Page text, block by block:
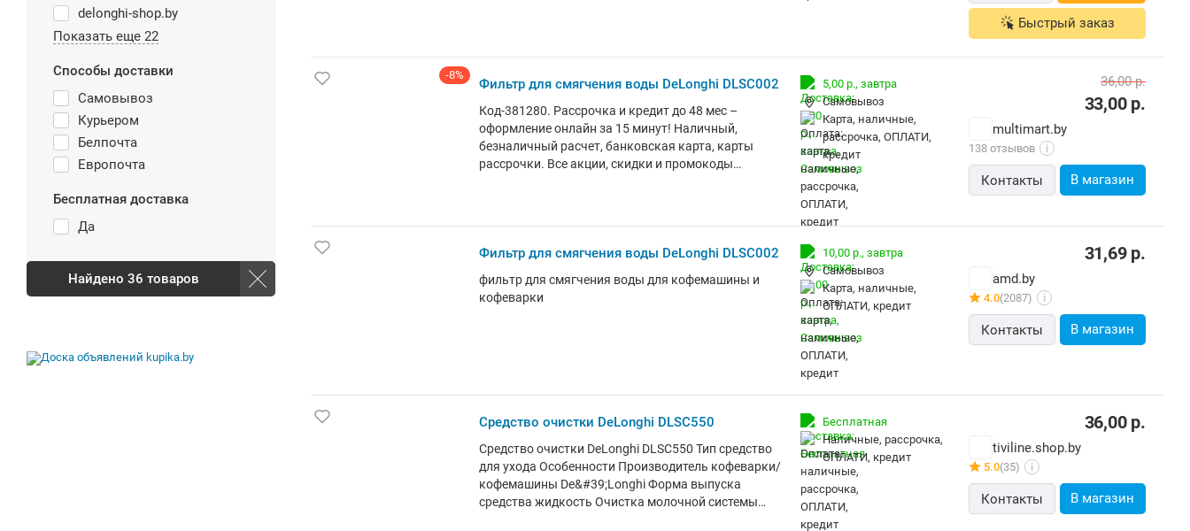
delonghi-shop.by
Показать еще 22
Способы доставки
Самовывоз
Курьером
Белпочта
Европочта
Бесплатная доставка
Да
Найдено 36 товаров
Seitz, 47, 31100 Treviso, Italy * Завод-изготовитель:
Romania Srl, Str. Leonardo Da Vinci, Nr.1,407352, Jucu-
Herghelie Jud.Cluj * Импортер в РБ: Электросервис и
КО ООО, 220012, Минск, ул. Чернышевского, 10А,
ком. 412А3 * Гарантийный срок: не установлен *
Срок службы: не установлен
Быстрый заказ
-8%
Фильтр для смягчения воды DeLonghi DLSC002
Код-381280. Рассрочка и кредит до 48 мес –
оформление онлайн за 15 минут! Наличный,
безналичный расчет, банковская карта, карты
рассрочки. Все акции, скидки и промокоды
5,00 р., завтра
Самовывоз
карта, наличные,
рассрочка, ОПЛАТИ,
кредит
33,00р.
36,00р.
multimart.by
138 отзывов i
Контакты В магазин
Фильтр для смягчения воды DeLonghi DLSC002
фильтр для смягчения воды для кофемашины и
кофеварки
10,00 р., завтра
Самовывоз
карта, наличные,
ОПЛАТИ, кредит
31,69р.
amd.by
4.0(2087) i
Контакты В магазин
Средство очистки DeLonghi DLSC550
Средство очистки DeLonghi DLSC550 Тип средство
для ухода Особенности Производитель кофеварки/
кофемашины De&#39;Longhi Форма выпуска
средства жидкость Очистка молочной системы
Бесплатная
наличные, рассрочка,
ОПЛАТИ, кредит
36,00р.
tiviline.shop.by
5.0(35) i
Контакты В магазин